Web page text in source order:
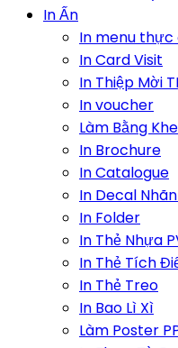
In Ấn
In menu
In Card Visit
In Thiệp Mời
In voucher
Làm Bằng
In Brochure
In Catalogue
In Decal
In Folder
In Thẻ Nhựa
In Thẻ Tích
In Thẻ Treo
In Bao Lì Xì
Làm Poster